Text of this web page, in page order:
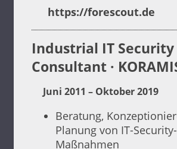
https://forescout.de
Industrial IT Security
Consultant ·
Juni 2011 – Oktober 2019
Beratung,
Planung von IT-Security-
Maßnahmen